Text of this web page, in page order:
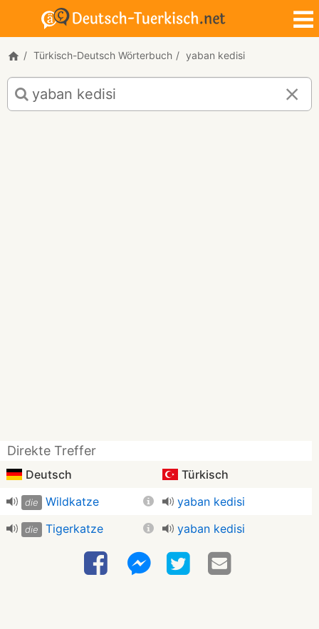
Türkisch-Deutsch Wörterbuch yaban kedisi
Türkisch-
Deutsch
Übersetzung
Direkte Treffer
Deutsch Türkisch
die Wildkatze yaban kedisi
die Tigerkatze yaban kedisi